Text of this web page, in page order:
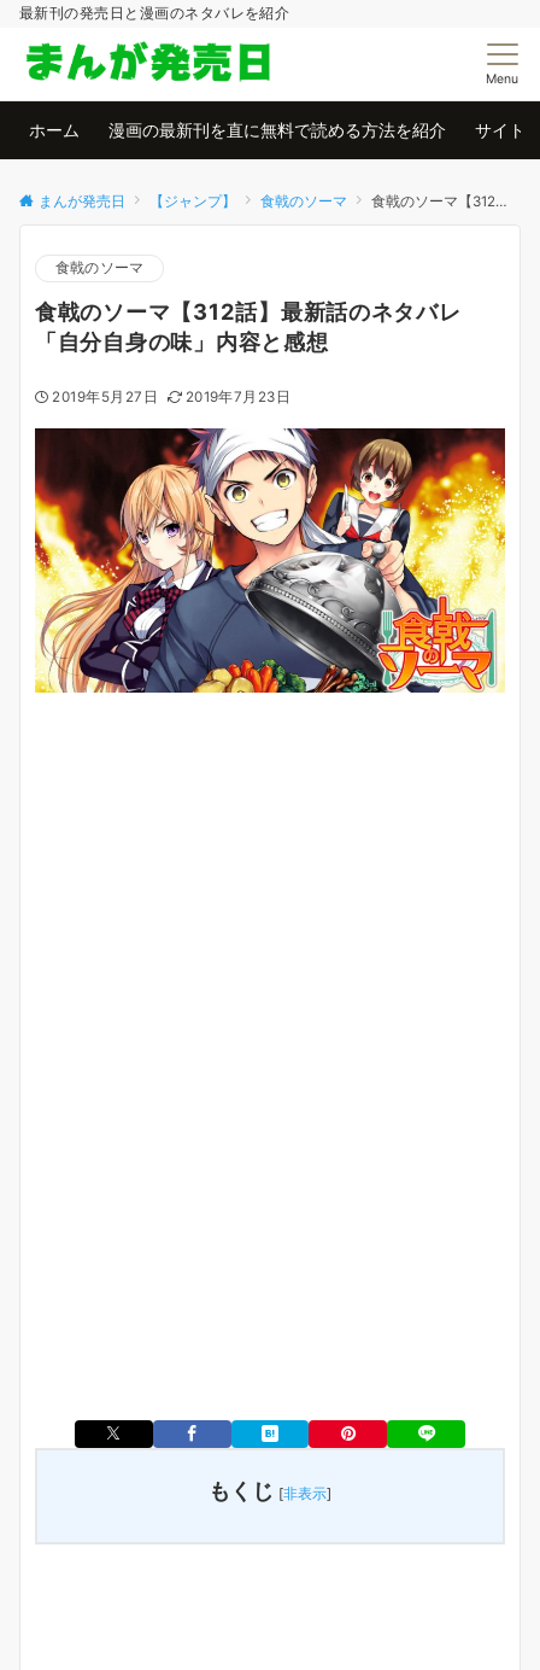
最新刊の発売日と漫画のネタバレを紹介
Menu
ホーム 漫画の最新刊を直に無料で読める方法を紹介 サイト
まんが発売日 【ジャンプ】 食戟のソーマ 食戟のソーマ【312話】最新話のネタバレ「自分自身の味」内容と感想
食戟のソーマ
食戟のソーマ【312話】最新話のネタバレ
「自分自身の味」内容と感想
2019年5月27日 2019年7月23日
もくじ [非表示]